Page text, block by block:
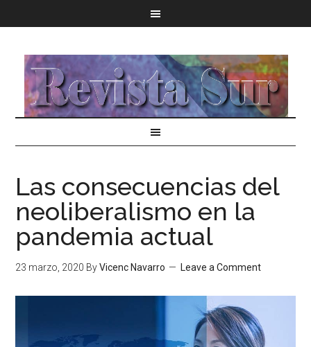
Las consecuencias del
neoliberalismo en la
pandemia actual
23 marzo, 2020 ByVicenc Navarro Leave a Comment